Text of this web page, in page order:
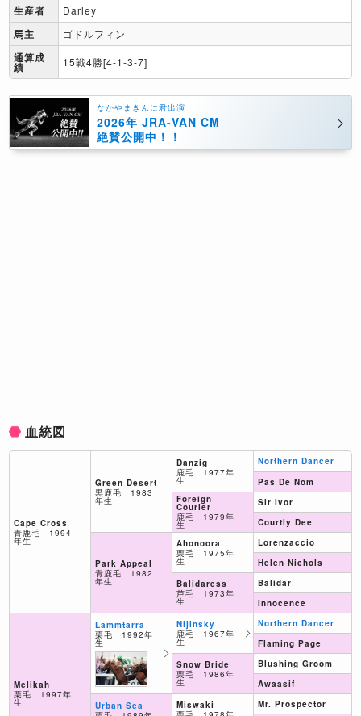
生産者 Darley
馬主 ゴドルフィン
通算成
績 15戦4勝[4-1-3-7]
なかやまきんに君出演
2026年 JRA-VAN CM
絶賛公開中！！
血統図
Cape Cross
青鹿毛 1994
年生
Melikah
栗毛 1997年
生
Green Desert
黒鹿毛 1983
年生
Park Appeal
青鹿毛 1982
年生
Lammtarra
栗毛 1992年
生
Urban Sea
Danzig
鹿毛 1977年
生
Foreign
Courier
鹿毛 1979年
生
Ahonoora
栗毛 1975年
生
Balidaress
芦毛 1973年
生
Nijinsky
鹿毛 1967年
生
Snow Bride
栗毛 1986年
生
Miswaki
Northern Dancer
Pas De Nom
Sir Ivor
Courtly Dee
Lorenzaccio
Helen Nichols
Balidar
Innocence
Northern Dancer
Flaming Page
Blushing Groom
Awaasif
Mr. Prospector